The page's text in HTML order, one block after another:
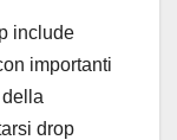
include
importanti
drop